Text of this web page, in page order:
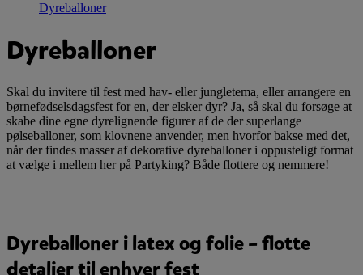
Dyreballoner
Dyreballoner
Skal du invitere til fest med hav- eller jungletema, eller arrangere en
børnefødselsdagsfest for en, der elsker dyr? Ja, så skal du forsøge at
skabe dine egne dyrelignende figurer af de der superlange
pølseballoner, som klovnene anvender, men hvorfor bakse med det,
når der findes masser af dekorative dyreballoner i oppusteligt format
at vælge i mellem her på Partyking? Både flottere og nemmere!
Dyreballoner i latex og folie – flotte
detaljer til enhver fest